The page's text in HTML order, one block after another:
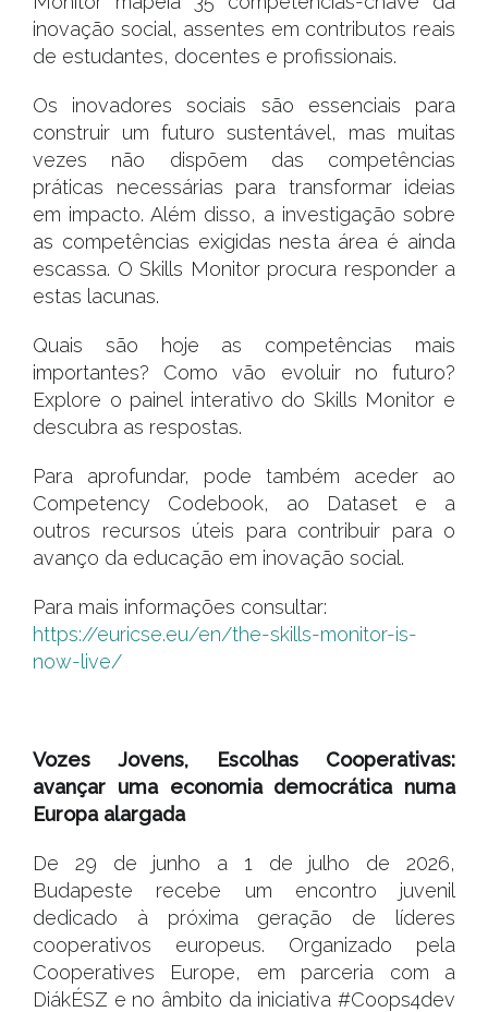
inovação social, assentes em contributos reais
de estudantes, docentes e profissionais.
Os inovadores sociais são essenciais para
construir um futuro sustentável, mas muitas
vezes não dispõem das competências
práticas necessárias para transformar ideias
em impacto. Além disso, a investigação sobre
as competências exigidas nesta área é ainda
escassa. O Skills Monitor procura responder a
estas lacunas.
Quais são hoje as competências mais
importantes? Como vão evoluir no futuro?
Explore o painel interativo do Skills Monitor e
descubra as respostas.
Para aprofundar, pode também aceder ao
Competency Codebook, ao Dataset e a
outros recursos úteis para contribuir para o
avanço da educação em inovação social.
Para mais informações consultar:
https://euricse.eu/en/the-skills-monitor-is-
now-live/
Vozes Jovens, Escolhas Cooperativas:
avançar uma economia democrática numa
Europa alargada
De 29 de junho a 1 de julho de 2026,
Budapeste recebe um encontro juvenil
dedicado à próxima geração de líderes
cooperativos europeus. Organizado pela
Cooperatives Europe, em parceria com a
DiákÉSZ e no âmbito da iniciativa #Coops4dev